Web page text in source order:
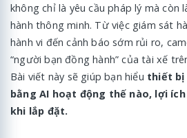
không chỉ là yêu cầu pháp lý mà còn
hành thông minh. Từ việc giám sát
hành vi đến cảnh báo sớm rủi ro,
“người bạn đồng hành” của tài xế
Bài viết này sẽ giúp bạn hiểu thiết bị
bằng AI hoạt động thế nào, lợi
khi lắp đặt.